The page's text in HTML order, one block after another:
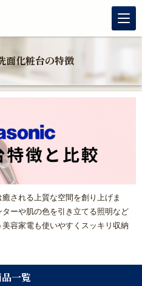
住宅省エネキャンペーン
化粧台の特徴
される上質な空間を創り上げま
ーや肌の色を引き立てる照明など
容家電も使いやすくスッキリ収納
一覧